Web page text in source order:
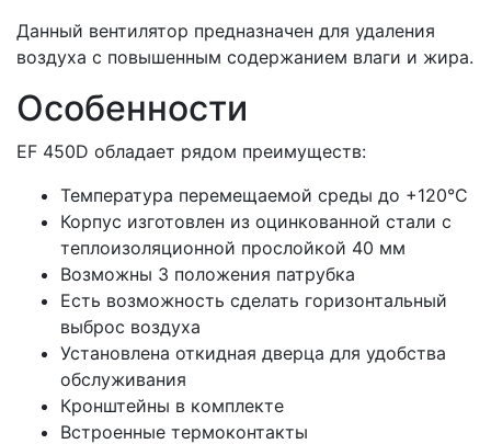
Данный вентилятор предназначен для удаления
воздуха с повышенным содержанием влаги и жира.
Особенности
EF 450D обладает рядом преимуществ:
Температура перемещаемой среды до +120°С
Корпус изготовлен из оцинкованной стали с
теплоизоляционной прослойкой 40 мм
Возможны 3 положения патрубка
Есть возможность сделать горизонтальный
выброс воздуха
Установлена откидная дверца для удобства
обслуживания
Кронштейны в комплекте
Встроенные термоконтакты